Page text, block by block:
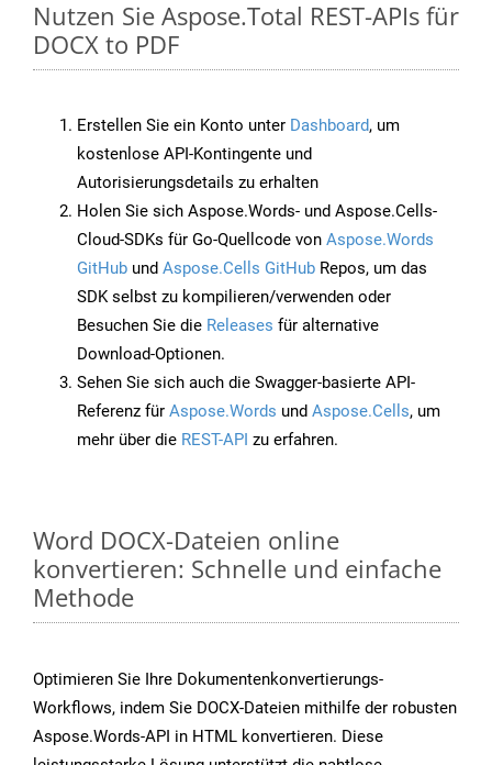
Nutzen Sie Aspose.Total REST-APIs für
DOCX to PDF
Erstellen Sie ein Konto unter Dashboard, um
kostenlose API-Kontingente und
Autorisierungsdetails zu erhalten
Holen Sie sich Aspose.Words- und Aspose.Cells-
Cloud-SDKs für Go-Quellcode von Aspose.Words
GitHub und Aspose.Cells GitHub Repos, um das
SDK selbst zu kompilieren/verwenden oder
Besuchen Sie die Releases für alternative
Download-Optionen.
Sehen Sie sich auch die Swagger-basierte API-
Referenz für Aspose.Words und Aspose.Cells, um
mehr über die REST-API zu erfahren.
Word DOCX-Dateien online
konvertieren: Schnelle und einfache
Methode
Optimieren Sie Ihre Dokumentenkonvertierungs-
Workflows, indem Sie DOCX-Dateien mithilfe der robusten
Aspose.Words-API in HTML konvertieren. Diese